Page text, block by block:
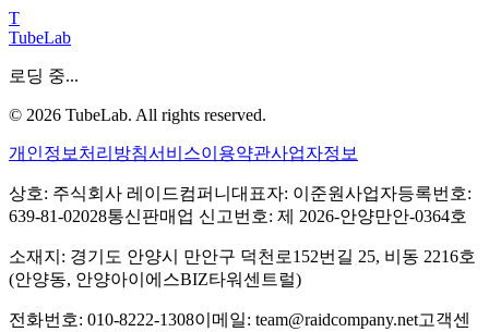
T
TubeLab
로딩 중...
© 2026 TubeLab. All rights reserved.
개인정보처리방침서비스이용약관사업자정보
상호: 주식회사 레이드컴퍼니 대표자: 이준원사업자등록번호:
639-81-02028통신판매업 신고번호: 제 2026-안양만안-0364호
소재지: 경기도 안양시 만안구 덕천로152번길 25, 비동 2216호
(안양동, 안양아이에스BIZ타워센트럴)
전화번호: 010-8222-1308이메일: team@raidcompany.net고객센